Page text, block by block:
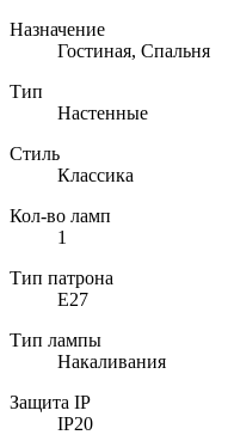
Назначение
Гостиная, Спальня
Тип
Настенные
Стиль
Классика
Кол-во ламп
1
Тип патрона
E27
Тип лампы
Накаливания
Защита IP
IP20